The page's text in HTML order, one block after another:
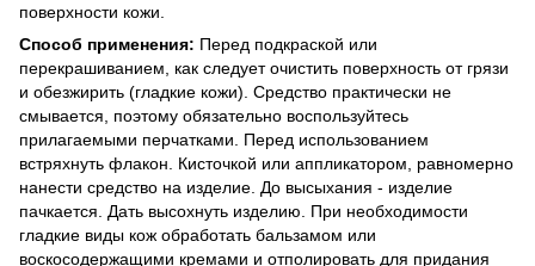
поверхности кожи.
Способ применения: Перед подкраской или
перекрашиванием, как следует очистить поверхность от грязи
и обезжирить (гладкие кожи). Средство практически не
смывается, поэтому обязательно воспользуйтесь
прилагаемыми перчатками. Перед использованием
встряхнуть флакон. Кисточкой или аппликатором, равномерно
нанести средство на изделие. До высыхания - изделие
пачкается. Дать высохнуть изделию. При необходимости
гладкие виды кож обработать бальзамом или
воскосодержащими кремами и отполировать для придания